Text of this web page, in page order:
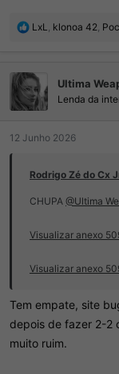
R
ç
õ
e
s
LxL, klonoa 42,
Ultima
Lenda da
12 Junho 2026
Rodrigo Zé do Cx
CHUPA @Ultima
Visualizar anexo
Visualizar anexo
Tem empate, site
depois de fazer 2-2
muito ruim.